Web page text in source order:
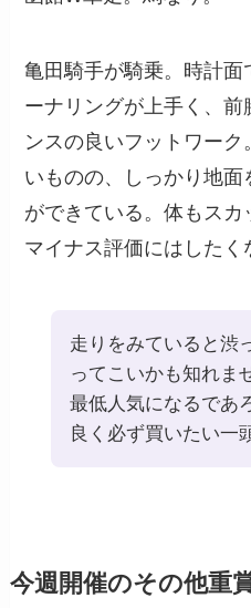
亀田騎手が騎乗。時計面
ーナリングが上手く、前
ンスの良いフットワー
いものの、しっかり地面
ができている。体もス
マイナス評価にはしたく
走りをみていると渋
ってこいかも知れま
最低人気になるであ
良く必ず買いたい一
今週開催のその他重